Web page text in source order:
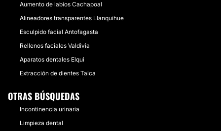
Aumento de labios Cachapoal
Alineadores transparentes Llanquihue
Esculpido facial Antofagasta
Rellenos faciales Valdivia
Aparatos dentales Elqui
Extracción de dientes Talca
OTRAS BÚSQUEDAS
Incontinencia urinaria
Limpieza dental